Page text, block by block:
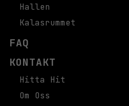
Hallen
Kalasrummet
FAQ
KONTAKT
Hitta Hit
Om Oss